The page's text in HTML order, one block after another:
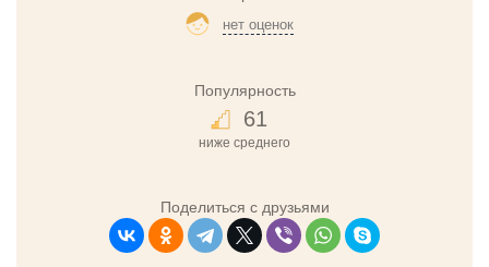
нет оценок
Популярность
61
ниже среднего
Поделиться с друзьями